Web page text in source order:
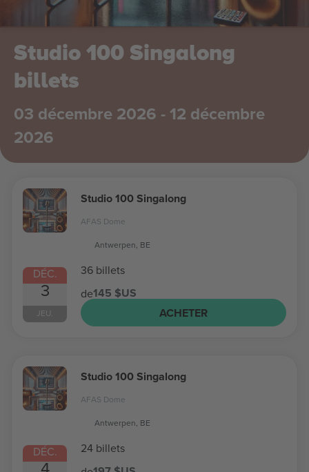
Studio 100 Singalong
billets
03 décembre 2026 - 12 décembre
2026
DÉC.
3
JEU.
Studio 100 Singalong
AFAS Dome
Antwerpen, BE
36 billets
de145 $US
ACHETER
DÉC.
Studio 100 Singalong
AFAS Dome
Antwerpen, BE
24 billets